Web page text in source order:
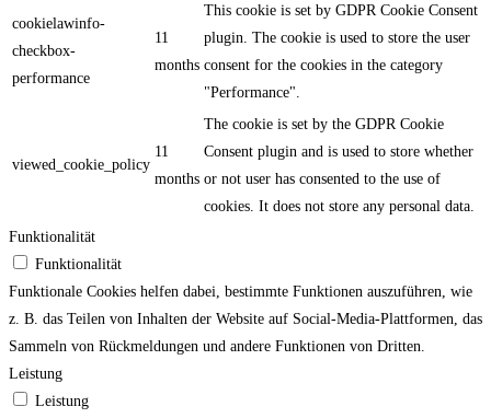
cookielawinfo-
checkbox-
performance
11
months
This cookie is set by GDPR Cookie Consent
plugin. The cookie is used to store the user
consent for the cookies in the category
"Performance".
viewed_cookie_policy
11
months
The cookie is set by the GDPR Cookie
Consent plugin and is used to store whether
or not user has consented to the use of
cookies. It does not store any personal data.
Funktionalität
Funktionalität
Funktionale Cookies helfen dabei, bestimmte Funktionen auszuführen, wie
z. B. das Teilen von Inhalten der Website auf Social-Media-Plattformen, das
Sammeln von Rückmeldungen und andere Funktionen von Dritten.
Leistung
Leistung